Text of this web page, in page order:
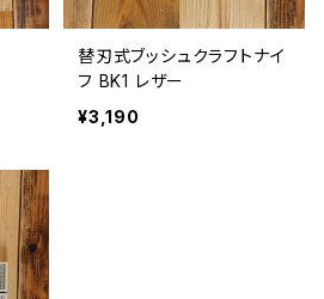
替刃式ブッシュクラフトナイ
フ BK1 レザー
¥3,190